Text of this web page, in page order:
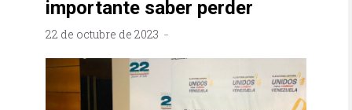
importante saber perder
22 de octubre de 2023